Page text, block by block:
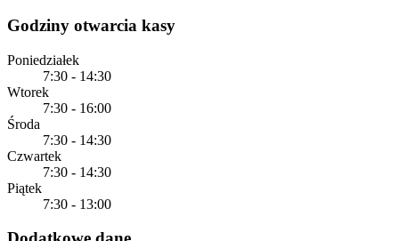
Godziny otwarcia kasy
Poniedziałek
7:30 - 14:30
Wtorek
7:30 - 16:00
Środa
7:30 - 14:30
Czwartek
7:30 - 14:30
Piątek
7:30 - 13:00